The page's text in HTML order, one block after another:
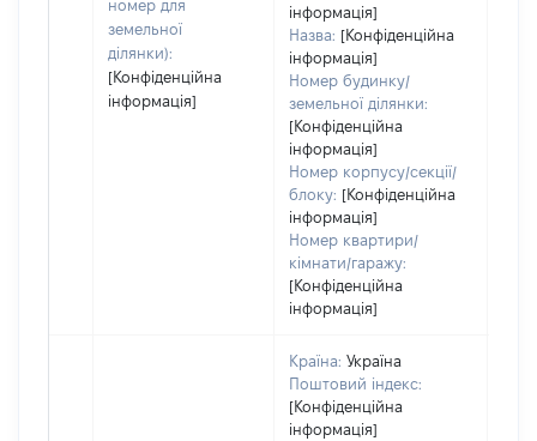
номер для
земельної
ділянки):
[Конфіденційна
інформація]
інформація]
Назва: [Конфіденційна
інформація]
Номер будинку/
земельної ділянки:
[Конфіденційна
інформація]
Номер корпусу/секції/
блоку: [Конфіденційна
інформація]
Номер квартири/
кімнати/гаражу:
[Конфіденційна
інформація]
Країна: Україна
Поштовий індекс:
[Конфіденційна
інформація]